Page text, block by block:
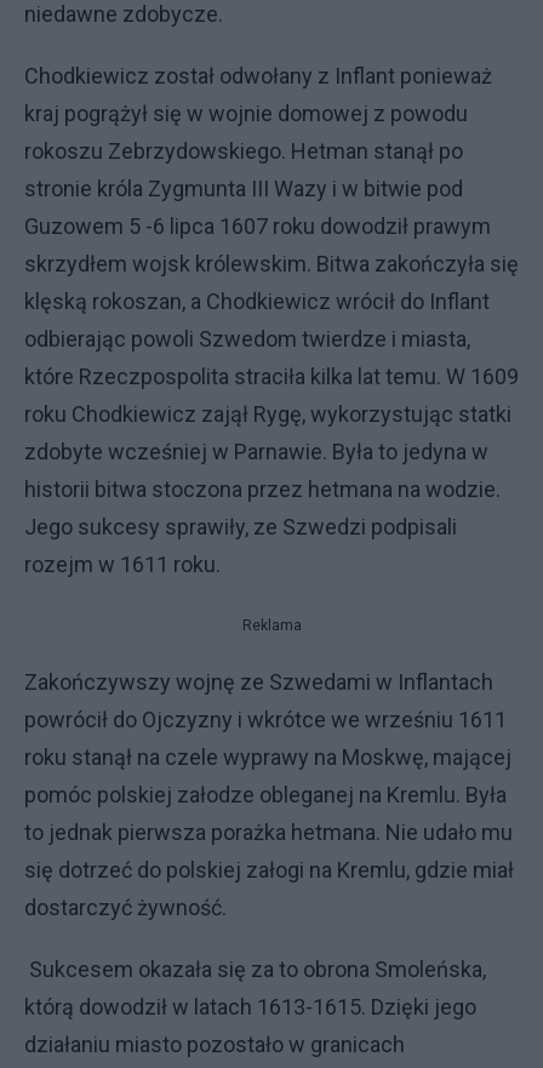
niedawne zdobycze.
Chodkiewicz został odwołany z Inflant ponieważ
kraj pogrążył się w wojnie domowej z powodu
rokoszu Zebrzydowskiego. Hetman stanął po
stronie króla Zygmunta III Wazy i w bitwie pod
Guzowem 5 -6 lipca 1607 roku dowodził prawym
skrzydłem wojsk królewskim. Bitwa zakończyła się
klęską rokoszan, a Chodkiewicz wrócił do Inflant
odbierając powoli Szwedom twierdze i miasta,
które Rzeczpospolita straciła kilka lat temu. W 1609
roku Chodkiewicz zajął Rygę, wykorzystując statki
zdobyte wcześniej w Parnawie. Była to jedyna w
historii bitwa stoczona przez hetmana na wodzie.
Jego sukcesy sprawiły, ze Szwedzi podpisali
rozejm w 1611 roku.
Reklama
Zakończywszy wojnę ze Szwedami w Inflantach
powrócił do Ojczyzny i wkrótce we wrześniu 1611
roku stanął na czele wyprawy na Moskwę, mającej
pomóc polskiej załodze obleganej na Kremlu. Była
to jednak pierwsza porażka hetmana. Nie udało mu
się dotrzeć do polskiej załogi na Kremlu, gdzie miał
dostarczyć żywność.
Sukcesem okazała się za to obrona Smoleńska,
którą dowodził w latach 1613-1615. Dzięki jego
działaniu miasto pozostało w granicach